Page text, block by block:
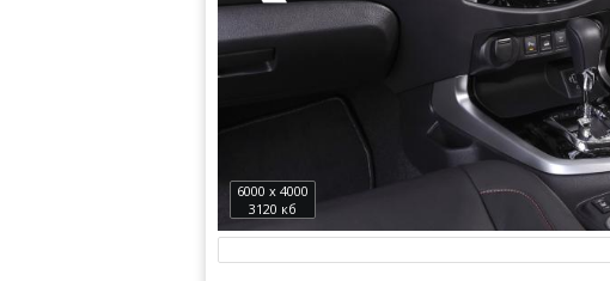
6000 x 4000
3120 кб